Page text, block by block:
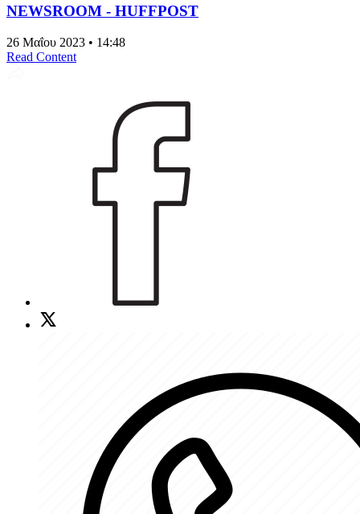
NEWSROOM - HUFFPOST
26 Μαΐου 2023 • 14:48
Read Content